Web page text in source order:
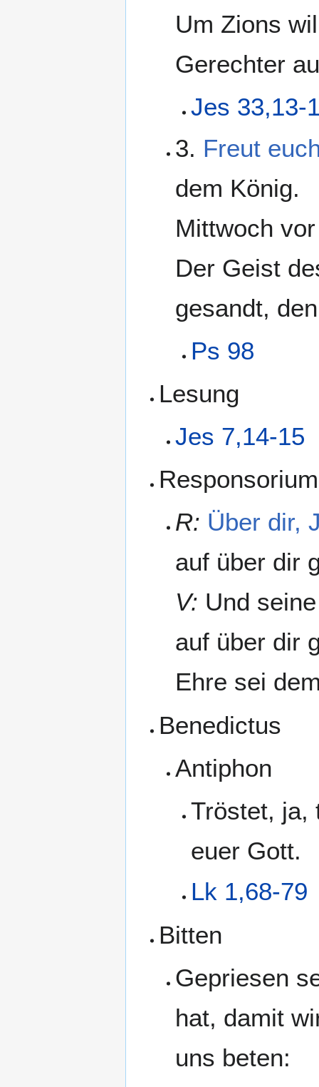
Um Zions
Gerechter
Jes 33,13-
3. Freut
dem König.
Mittwoch
Der Geist
gesandt,
Ps 98
Lesung
Jes 7,14-15
Responsorium
R: Über dir,
auf über dir
V: Und
auf über dir
Ehre sei
Benedictus
Antiphon
Tröstet, ja,
euer Gott.
Lk 1,68-79
Bitten
Gepriesen
hat, damit
uns beten: